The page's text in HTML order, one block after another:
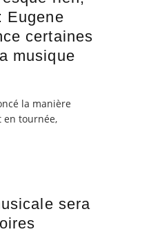
Eugene
certaines
musique
la manière
en tournée,
sera